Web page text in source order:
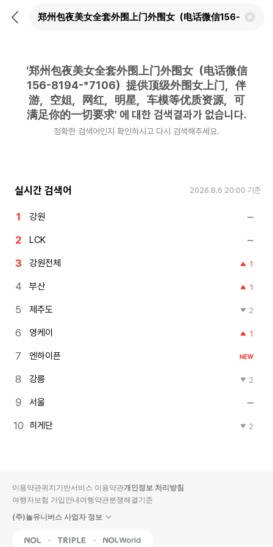
뒤
검
'郑州包夜美女全套外围上门外围女（电话微信
156-8194-*7106）提供顶级外围女上门，伴
游，空姐，网红，明星，车模等优质资源，可
满足你的一切要求' 에 대한 검색결과가 없습니다.
정확한 검색어인지 확인하시고 다시 검색해주세요.
실시간 검색어 2026.8.6 20:00 기준
강원
LCK
강원전체 1
부산 1
제주도 2
영케이 1
엔하이픈 NEW
강릉 2
서울
히게단 2
이용약관위치기반서비스 이용약관개인정보 처리방침
여행자보험 가입안내여행약관분쟁해결기준
(주)놀유니버스 사업자 정보
NOL Triple Interpark Global